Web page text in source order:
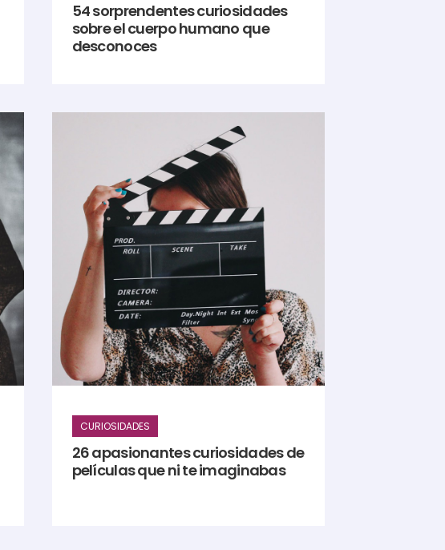
54 sorprendentes curiosidades
sobre el cuerpo humano que
desconoces
CURIOSIDADES
26 apasionantes curiosidades de
películas que ni te imaginabas